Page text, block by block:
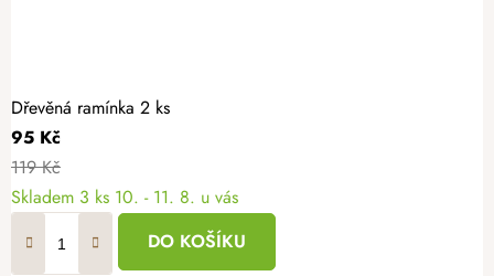
Dřevěná ramínka 2 ks
95 Kč
119 Kč
Skladem 3 ks 10. - 11. 8. u vás
DO KOŠÍKU